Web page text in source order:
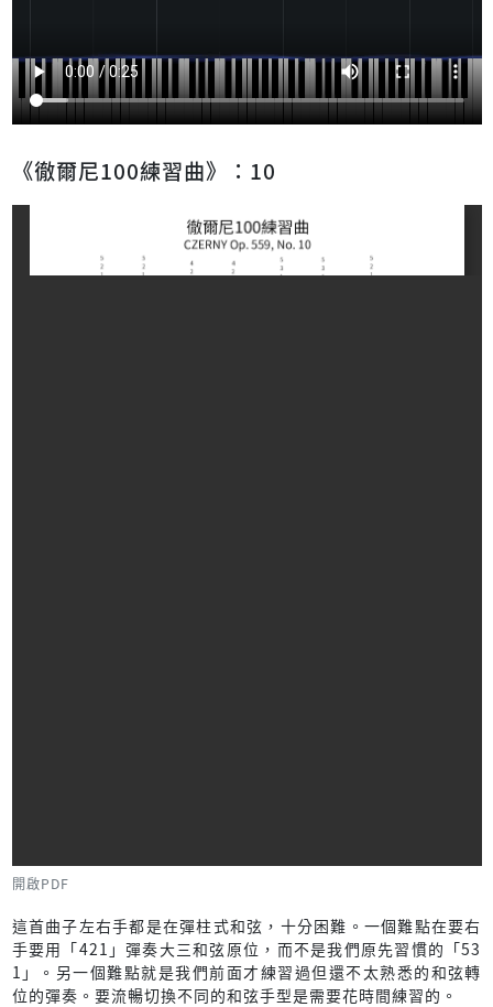
《徹爾尼100練習曲》：10
開啟PDF
這首曲子左右手都是在彈柱式和弦，十分困難。一個難點在要右
手要用「421」彈奏大三和弦原位，而不是我們原先習慣的「53
1」。另一個難點就是我們前面才練習過但還不太熟悉的和弦轉
位的彈奏。要流暢切換不同的和弦手型是需要花時間練習的。